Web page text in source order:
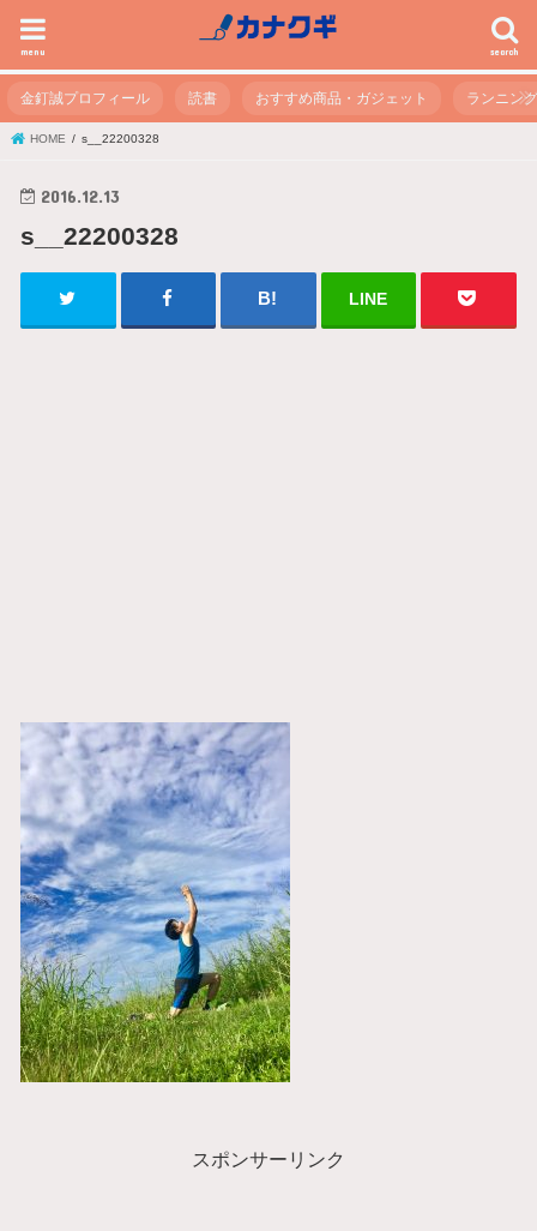
search
menu
金釘誠プロフィール 読書 おすすめ商品・ガジェット ランニング
HOME s__22200328
2016.12.13
s__22200328
LINE
スポンサーリンク